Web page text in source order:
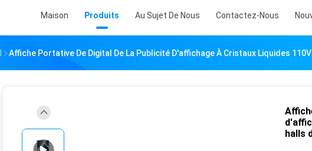
Maison Produits Au Sujet De Nous Contactez-Nous
Affiche Portative De Digital De La Publicité D'affichage À Cristaux Liquides
halls